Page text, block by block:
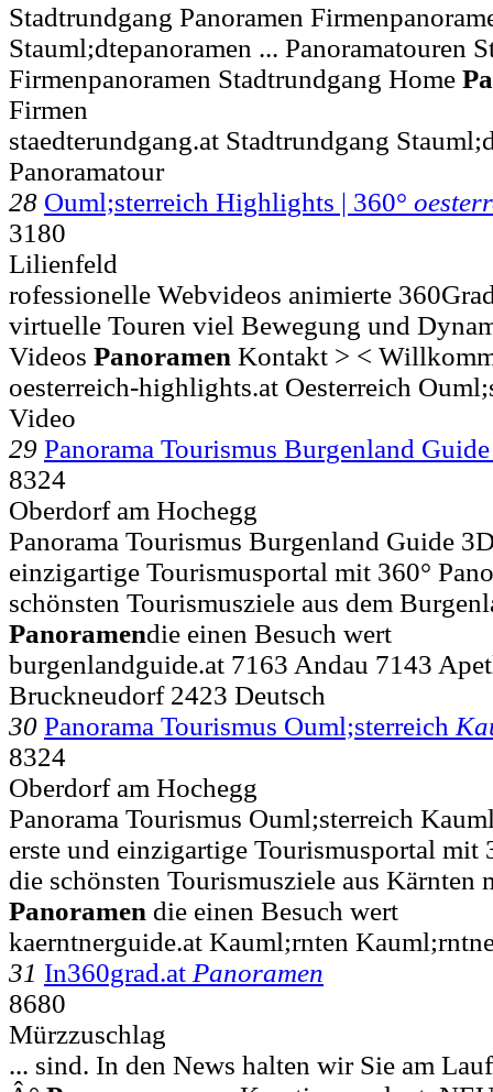
Stadtrundgang Panoramen
Stauml;dtepanoramen ... Panoramatouren
Firmenpanoramen Stadtrundgang Home
Firmen
staedterundgang.at Stadtrundgang
Panoramatour
28 Ouml;sterreich Highlights | 360°
3180
Lilienfeld
rofessionelle Webvideos animierte
virtuelle Touren viel Bewegung und
Videos Panoramen Kontakt > <
oesterreich-highlights.at Oesterreich
Video
29 Panorama Tourismus Burgenland
8324
Oberdorf am Hochegg
Panorama Tourismus Burgenland Guide
einzigartige Tourismusportal mit 360°
schönsten Tourismusziele aus dem
Panoramendie einen Besuch wert
burgenlandguide.at 7163 Andau 7143
Bruckneudorf 2423 Deutsch
30 Panorama Tourismus Ouml;sterreich
8324
Oberdorf am Hochegg
Panorama Tourismus Ouml;sterreich
erste und einzigartige Tourismusportal mit
die schönsten Tourismusziele aus Kärnten
Panoramen die einen Besuch wert
kaerntnerguide.at Kauml;rnten
31 In360grad.at Panoramen
8680
Mürzzuschlag
... sind. In den News halten wir Sie am